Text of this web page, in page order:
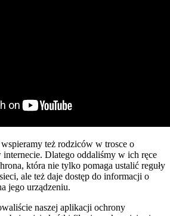
też rodziców w trosce o
Dlatego oddaliśmy w ich ręce
która nie tylko pomaga ustalić reguły
ale też daje dostęp do informacji o
jego urządzeniu.
naszej aplikacji ochrony